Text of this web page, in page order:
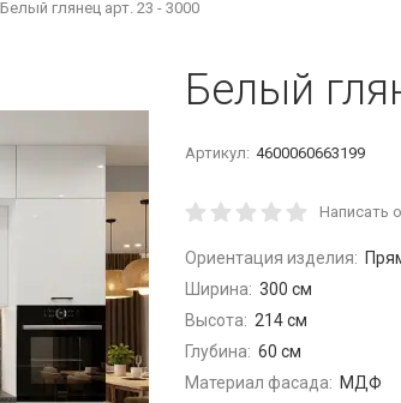
Белый глянец арт. 23 - 3000
Белый
Артикул: 4600060663199
Написать
Ориентация изделия:
Ширина: 300 см
Высота: 214 см
Глубина: 60 см
Материал фасада: МДФ